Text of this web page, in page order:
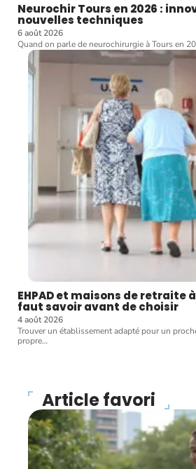
Neurochir Tours en 2026 :
nouvelles techniques
6 août 2026
Quand on parle de neurochirurgie à Tours en
EHPAD et maisons de retraite
faut savoir avant de choisir
4 août 2026
Trouver un établissement adapté pour un
propre…
Article favori